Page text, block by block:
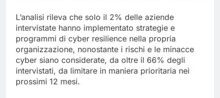
L’analisi rileva che solo il 2% delle aziende
intervistate hanno implementato strategie e
programmi di cyber resilience nella propria
organizzazione, nonostante i rischi e le minacce
cyber siano considerate, da oltre il 66% degli
intervistati, da limitare in maniera prioritaria nei
prossimi 12 mesi.